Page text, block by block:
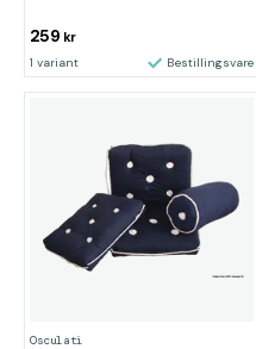
259 kr
1 variant Bestillingsvare
Osculati